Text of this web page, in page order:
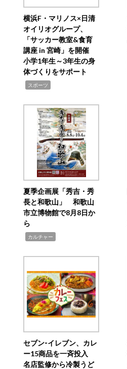
横浜F・マリノス×日清
オイリオグループ、
「サッカー教室&食育
講座 in 宮崎」を開催
小学1年生～3年生の身
体づくりをサポート
スポーツ
夏季企画展「秀吉・秀
長と和歌山」 和歌山
市立博物館で8月8日か
ら
カルチャー
セブン‐イレブン、カレ
ー15商品を一斉投入
名店監修から冷製うど